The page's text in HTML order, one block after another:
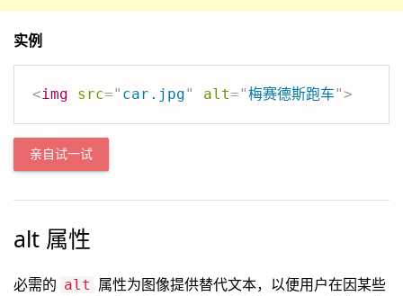
实例
<img src=" car.jpg" alt="梅赛德斯跑车">
亲自试一试
alt 属性
必需的 alt 属性为图像提供替代文本，以便用户在因某些